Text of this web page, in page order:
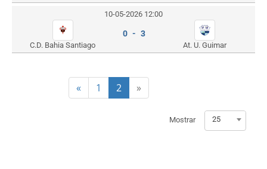
10-05-2026 12:00
C.D. Bahia Santiago
0 - 3
At. U. Guimar
« 1 2 »
Mostrar 25